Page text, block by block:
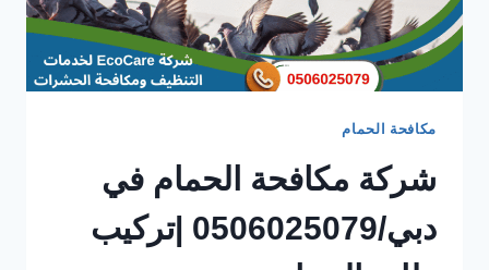
مكافحة الحمام
شركة مكافحة الحمام في
دبي/0506025079 |تركيب